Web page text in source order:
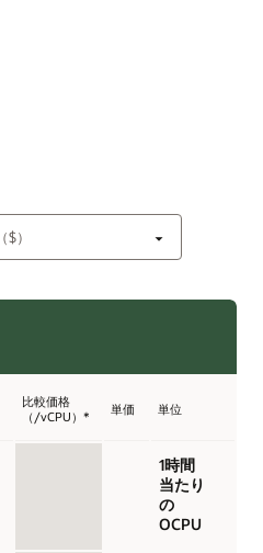
比較価格
（/vCPU）*
単価 単位
1時間
当たり
の
OCPU